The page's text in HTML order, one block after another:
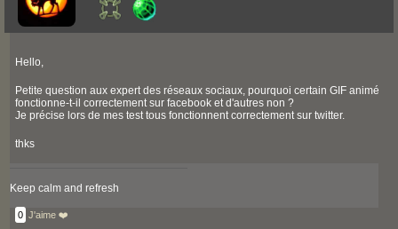
Hello,
Petite question aux expert des réseaux sociaux, pourquoi certain GIF animé
fonctionne-t-il correctement sur facebook et d'autres non ?
Je précise lors de mes test tous fonctionnent correctement sur twitter.
thks
Keep calm and refresh
0 J'aime ❤️